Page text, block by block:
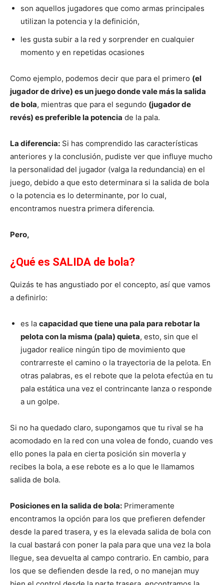
son aquellos jugadores que como armas principales
utilizan la potencia y la definición,
les gusta subir a la red y sorprender en cualquier
momento y en repetidas ocasiones
Como ejemplo, podemos decir que para el primero (el
jugador de drive) es un juego donde vale más la salida
de bola, mientras que para el segundo (jugador de
revés) es preferible la potencia de la pala.
La diferencia: Si has comprendido las características
anteriores y la conclusión, pudiste ver que influye mucho
la personalidad del jugador (valga la redundancia) en el
juego, debido a que esto determinara si la salida de bola
o la potencia es lo determinante, por lo cual,
encontramos nuestra primera diferencia.
Pero,
¿Qué es SALIDA de bola?
Quizás te has angustiado por el concepto, así que vamos
a definirlo:
es la capacidad que tiene una pala para rebotar la
pelota con la misma (pala) quieta, esto, sin que el
jugador realice ningún tipo de movimiento que
contrarreste el camino o la trayectoria de la pelota. En
otras palabras, es el rebote que la pelota efectúa en tu
pala estática una vez el contrincante lanza o responde
a un golpe.
Si no ha quedado claro, supongamos que tu rival se ha
acomodado en la red con una volea de fondo, cuando ves
ello pones la pala en cierta posición sin moverla y
recibes la bola, a ese rebote es a lo que le llamamos
salida de bola.
Posiciones en la salida de bola: Primeramente
encontramos la opción para los que prefieren defender
desde la pared trasera, y es la elevada salida de bola con
la cual bastará con poner la pala para que una vez la bola
llegue, sea devuelta al campo contrario. En cambio, para
los que se defienden desde la red, o no manejan muy